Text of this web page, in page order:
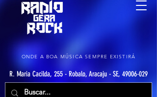
ONDE A BOA MÚSICA SEMPRE EXISTIRÁ
R. Maria Cacilda, 255 - Robalo, Aracaju - SE, 49006-029